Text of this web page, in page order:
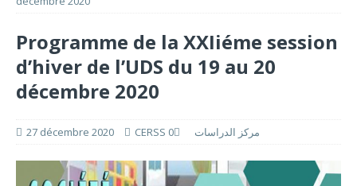
Programme de la XXIiéme session
d’hiver de l’UDS du 19 au 20
décembre 2020
27 décembre 2020 CERSS مركز الدراسات 0